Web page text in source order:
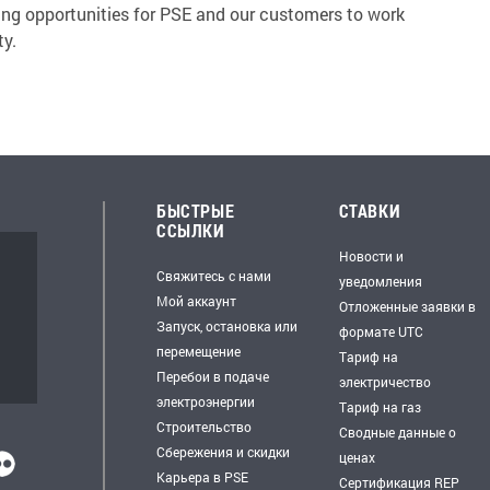
opportunities for PSE and our customers to work
БЫСТРЫЕ
ССЫЛКИ
Свяжитесь с нами
Мой аккаунт
Запуск, остановка или
перемещение
Перебои в подаче
электроэнергии
Строительство
Сбережения и скидки
Карьера в PSE
СТАВКИ
Новости и
уведомления
Отложенные заявки в
формате UTC
Тариф на
электричество
Тариф на газ
Сводные данные о
ценах
Сертификация REP